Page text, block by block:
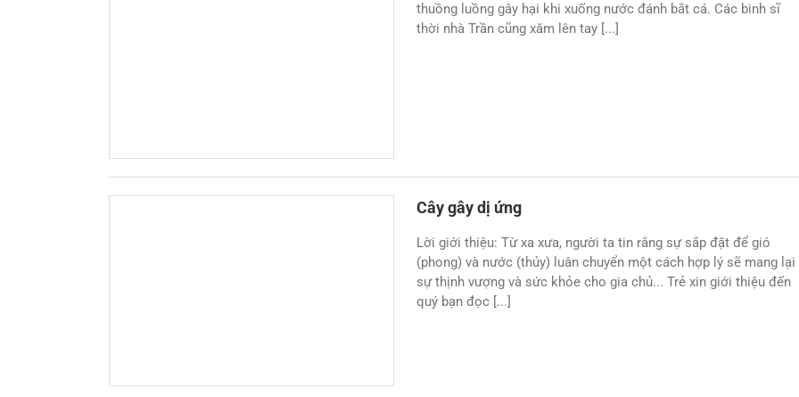
thuồng luồng gây hại khi xuống nước đánh bắt cá. Các binh sĩ
thời nhà Trần cũng xăm lên tay [...]
Cây gây dị ứng
Lời giới thiệu: Từ xa xưa, người ta tin rằng sự sắp đặt để gió
(phong) và nước (thủy) luân chuyển một cách hợp lý sẽ mang lại
sự thịnh vượng và sức khỏe cho gia chủ... Trẻ xin giới thiệu đến
quý bạn đọc [...]